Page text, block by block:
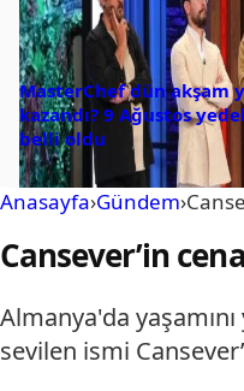
MasterChef dün akşam
kazandı? 9 Ağustos
belli oldu
Anasayfa›Gündem›
Cansever’in
Almanya'da
sevilen ismi